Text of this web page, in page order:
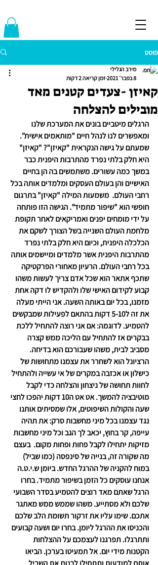
פוסט
קאיזן -צעדים קטנים מאד
מובילים להצלחה
מירב הגלילי
8 בפבר׳ 2021
זמן קריאה 2 דקות
הרגלים מיטביים בונים את המערכת שלנו
ומאפשרים לנו לנהל חיים "מותאמים אישית".
שמעתם על גישה הנקראית "קאיזן"? "קאיזן"
היא חלק בלתי נפרד מהתרבות היפנית כבר
במשך כמה עשורים. משתמשים בה הן בחיים
האישיים והן בעולם העסקים ומלמדים אותה בכל
רחבי העולם.  משמעות המילה "קאיזן" בתרגום
חופשי הוא "שיפור מתמיד". הגישה הזו פותחה
על ידי מומחים יפנים ואמריקאים לאחר תקופת
מלחמת העולם השנייה בשל הצורך לשקם את
הכלכלה היפנית, וכיום היא חלק בלתי נפרד
מהתרבות היפנית אשר מלמדים ומיישמים אותה
בכל רחבי העולם. הרעיון מאחורי הפרקטיקה
שתכף אתאר הוא שכל אדם צריך לעשות משהו
קבוע לקידום האישי שלו ולהקדיש לו דקה אחת
מזמנו, בכל יום באותה השעה. אני הייתי מעלה
את זה ל5-10 דקות בהתאם לפעילות שמבקשים
להטמיע. לדוגמה: אם אני רוצה להתחיל ללכת
בבקרים אז להתחיל עם הליכה ממש קצרה
מסביב לבית, משהו שעבורכם הוא בדיחה.
הרציונל הוא לשחרר את עצמנו מתחושות של
כישלון או אכזבה במקרים של אי עשייה ולהתחיל
לחוות תחושה של ניצחון והצלחה כדי לקבל
מוטיבציה להמשך. אט אט ה10 דקות יהפכו לחצי
שעה והקולות השיפוטים, אלו שמסיתים אותנו
נגד עצמנו בכל מיני מחשבות סרק: את תהיה
עייפה, קר בחוץ, יכאב לך הגב וכל מיני מחשבות
מזיקות יתחילו לקבל פחות ופחות מקום.  בעצם
מה שקורה זה, בנייה של סינפסה (כמו שביל)
במוח להקניה של ההרגל החדש. ביומן ש.י.ט.ה
אנחנו עוסקים כל הזמן בשיפור מתמיד. בחרו
הרגל שאתם מאד רוצים להטמיע בסדר השבועי
שלכם ולא מסתייע. משהו שממש ממש מאתגר
אתכם. שימו עליו את זרקור תשומת הלב שלכם
והכניסו את ההרגל ליומן. בחרו יום ושעה קבועים
ותתרגלו. תפרגנו לעצמכם על ההצלחות
הקטנות מידי יום. אל תמעיטו בערכן. הביאו